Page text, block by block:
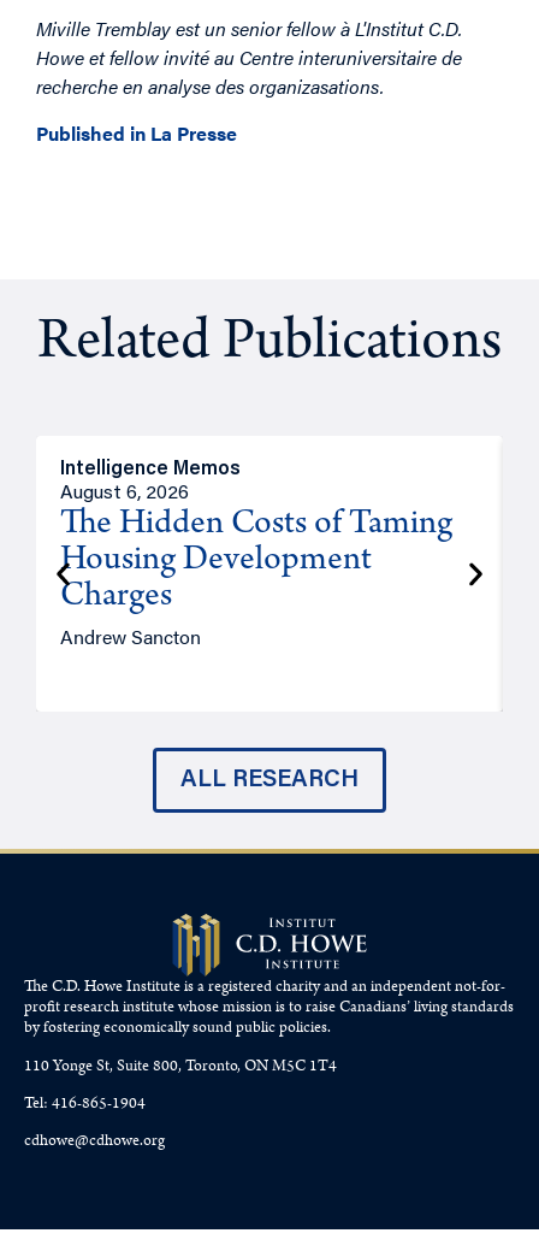
Miville Tremblay est un senior fellow à L'Institut C.D.
Howe et fellow invité au Centre interuniversitaire de
recherche en analyse des organizasations.
Published in La Presse
Related Publications
Intelligence Memos
August 6, 2026
The Hidden Costs of Taming
Housing Development
Charges
Andrew Sancton
ALL RESEARCH
The C.D. Howe Institute is a registered charity and an independent not-for-
profit research institute whose mission is to raiseCanadians’living standards
by fostering economically sound public policies.
110 Yonge St, Suite 800, Toronto, ON M5C 1T4
Tel: 416-865-1904
cdhowe@cdhowe.org